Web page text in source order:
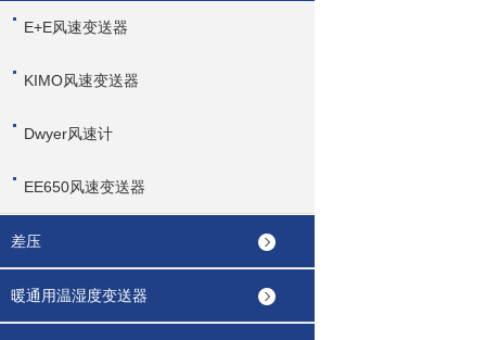
E+E风速变送器
KIMO风速变送器
Dwyer风速计
EE650风速变送器
差压
暖通用温湿度变送器